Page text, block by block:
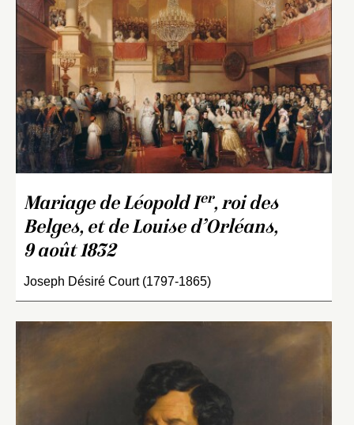
Mariage de Léopold Ier, roi des
Belges, et de Louise d’Orléans,
9 août 1832
Joseph Désiré Court (1797-1865)